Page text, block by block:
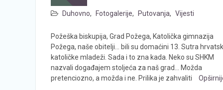
Duhovno, Fotogalerije, Putovanja, Vijesti
Požeška biskupija, Grad Požega, Katolička gimnazija
Požega, naše obitelji… bili su domaćini 13. Sutra
katoličke mladeži. Sada i to zna kada. Neko su SHKM
nazvali događajem stoljeća za naš grad… Možda
pretenciozno, a možda i ne. Prilika je zahvaliti